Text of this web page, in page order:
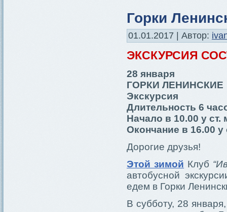
Горки
01.01.2017 | Автор:
ЭКСКУРСИЯ
28 января
ГОРКИ ЛЕНИНСКИЕ
Экскурсия
Длительность 6
Начало в 10.00 у
Окончание в 16.00
Дорогие друзья!
Этой зимой Клуб
автобусной
едем в Горки
В субботу, 28